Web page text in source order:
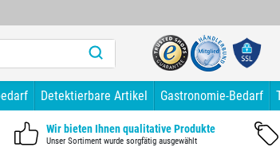
Detektierbare Artikel Gastronomie-Bedarf
Wir bieten Ihnen qualitative Produkte
Unser Sortiment wurde sorgfätig ausgewählt